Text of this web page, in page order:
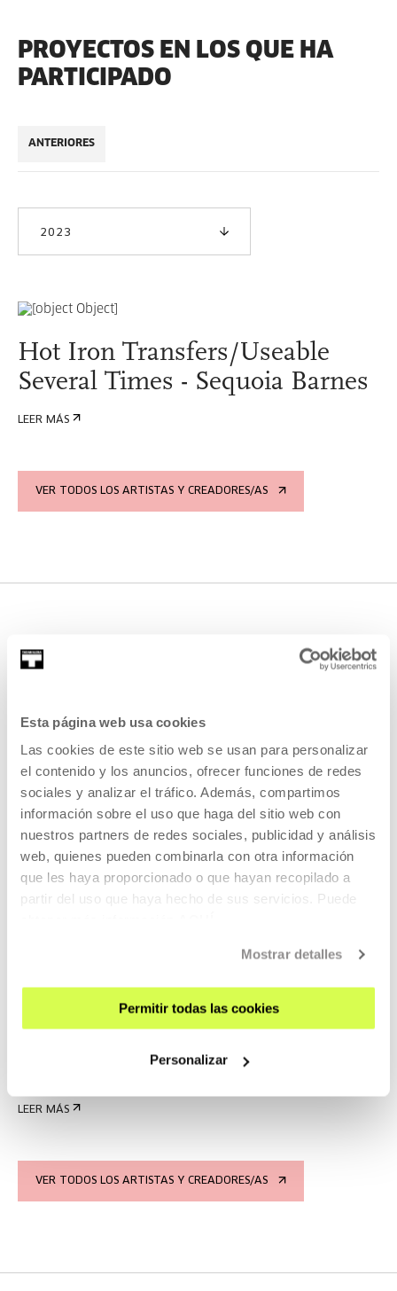
Esta página web usa cookies
Las cookies de este sitio web se usan para personalizar
el contenido y los anuncios, ofrecer funciones de redes
sociales y analizar el tráfico. Además, compartimos
información sobre el uso que haga del sitio web con
nuestros partners de redes sociales, publicidad y análisis
web, quienes pueden combinarla con otra información
que les haya proporcionado o que hayan recopilado a
partir del uso que haya hecho de sus servicios. Puede
Mostrar detalles
Permitir todas las cookies
Personalizar
PROYECTOS EN LOS QUE HA
PARTICIPADO
ANTERIORES
2023
Hot Iron Transfers/Useable
Several Times - Sequoia Barnes
LEER MÁS
VER TODOS LOS ARTISTAS Y CREADORES/AS
ACTIVIDADES EN LAS QUE HA
ANTERIORES
2023
Estudios Abiertos 2023
diciembre
Abrimos el Espacio de Artistas para poder entrar y conocer
los y las artistas residentes en Tabakalera.
LEER MÁS
VER TODOS LOS ARTISTAS Y CREADORES/AS